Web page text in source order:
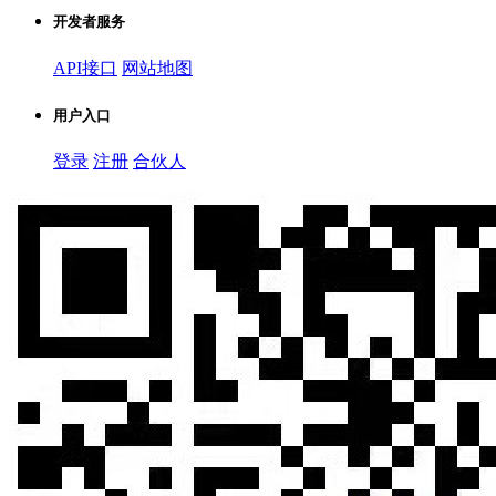
开发者服务
API接口 网站地图
用户入口
登录 注册 合伙人